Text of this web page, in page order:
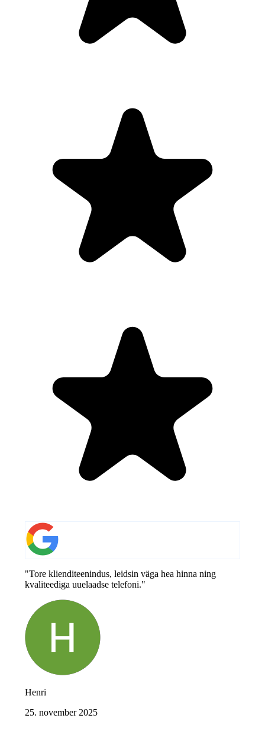
"Tore klienditeenindus, leidsin väga hea hinna ning
kvaliteediga uuelaadse telefoni."
Henri
25. november 2025